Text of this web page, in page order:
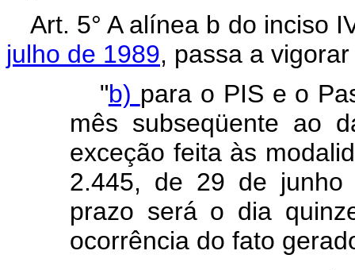
Art. 5° A alínea b do inciso
julho de 1989, passa a
"b) para o PIS e o
mês subseqüente ao
exceção feita às
2.445, de 29 de
prazo será o dia
ocorrência do fato